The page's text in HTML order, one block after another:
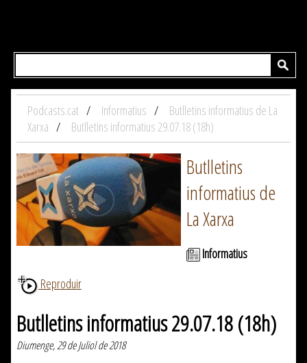
Podcasts.cat Informatius
Butlletins informatius de La
Xarxa
Butlletins informatius 29.07.18 (18h)
Butlletins
informatius de
La Xarxa
Informatius
Reproduir
Butlletins informatius 29.07.18 (18h)
Diumenge, 29 de Juliol de 2018